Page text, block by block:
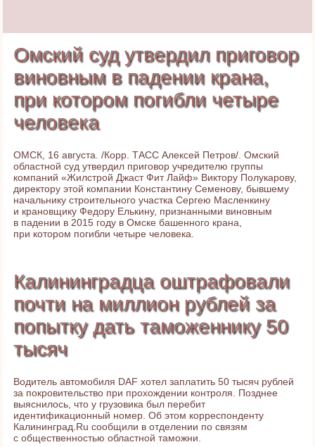
Омский суд утвердил приговор
виновным в падении крана,
при котором погибли четыре
человека
ОМСК, 16 августа. /Корр. ТАСС Алексей Петров/. Омский
областной суд утвердил приговор учредителю группы
компаний «Жилстрой Джаст Фит Лайф» Виктору Полукарову,
директору этой компании Константину Семенову, бывшему
начальнику строительного участка Сергею Масленкину
и крановщику Федору Елькину, признанными виновным
в падении в 2015 году в Омске башенного крана,
при котором погибли четыре человека.
Калининградца оштрафовали
почти на миллион рублей за
попытку дать таможеннику 50
тысяч
Водитель автомобиля DAF хотел заплатить 50 тысяч рублей
за покровительство при прохождении контроля. Позднее
выяснилось, что у грузовика был перебит
идентификационный номер. Об этом корреспонденту
Калининград.Ru сообщили в отделении по связям
с общественностью областной таможни.